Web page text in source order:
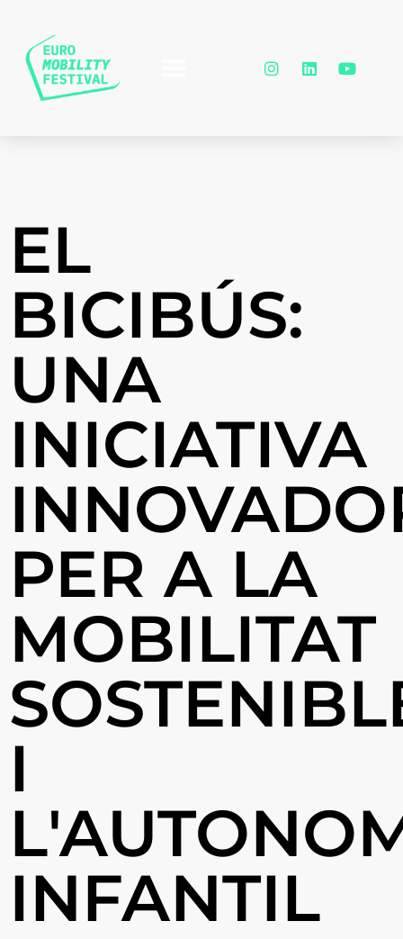
EL
BICIBÚS:
UNA
INICIATIVA
PER A LA
MOBILITAT
I
INFANTIL